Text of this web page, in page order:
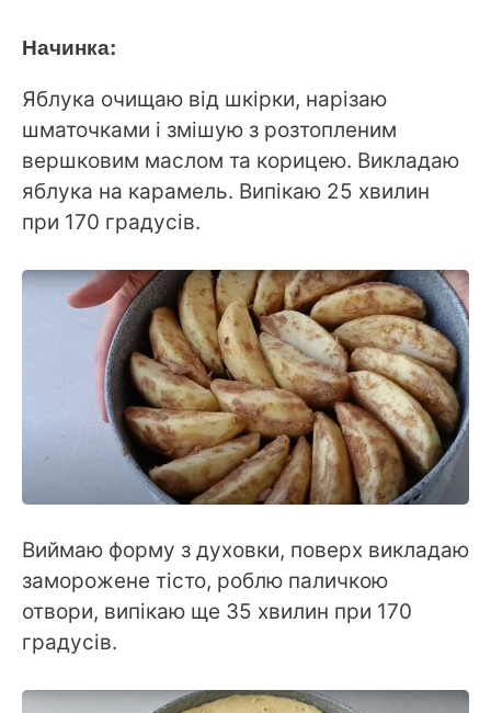
Начинка:
Яблука очищаю від шкірки, нарізаю
шматочками і змішую з розтопленим
вершковим маслом та корицею. Викладаю
яблука на карамель. Випікаю 25 хвилин
при 170 градусів.
Виймаю форму з духовки, поверх викладаю
заморожене тісто, роблю паличкою
отвори, випікаю ще 35 хвилин при 170
градусів.